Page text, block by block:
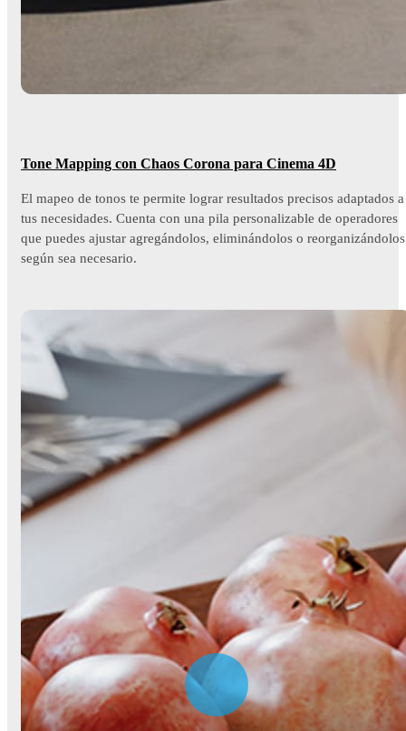
Tone Mapping con Chaos Corona para Cinema 4D
El mapeo de tonos te permite lograr resultados precisos adaptados a
tus necesidades. Cuenta con una pila personalizable de operadores
que puedes ajustar agregándolos, eliminándolos o reorganizándolos
según sea necesario.